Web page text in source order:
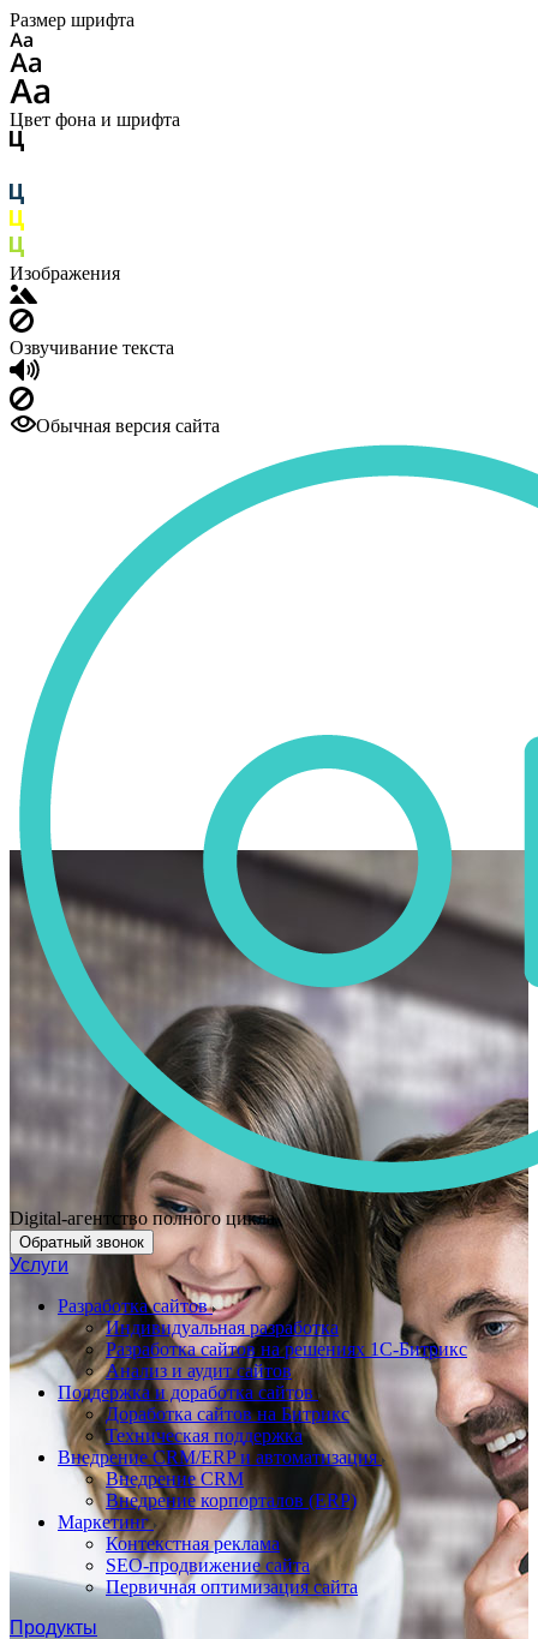
Размер шрифта
Цвет фона и шрифта
Изображения
Озвучивание текста
Обычная версия сайта
Digital-агентство полного цикла
Обратный звонок
Услуги
Разработка сайтов
Индивидуальная разработка
Разработка сайтов на решениях 1С-Битрикс
Анализ и аудит сайтов
Поддержка и доработка сайтов
Доработка сайтов на Битрикс
Техническая поддержка
Внедрение CRM/ERP и автоматизация
Внедрение CRM
Внедрение корпорталов (ERP)
Маркетинг
Контекстная реклама
SEO-продвижение сайта
Первичная оптимизация сайта
Продукты